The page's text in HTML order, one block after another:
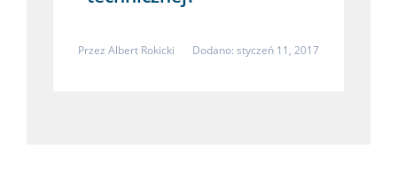
Przez Albert Rokicki Dodano: styczeń 11, 2017